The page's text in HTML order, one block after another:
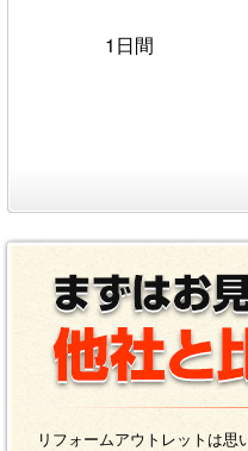
1日間
リフォームアウトレットは思